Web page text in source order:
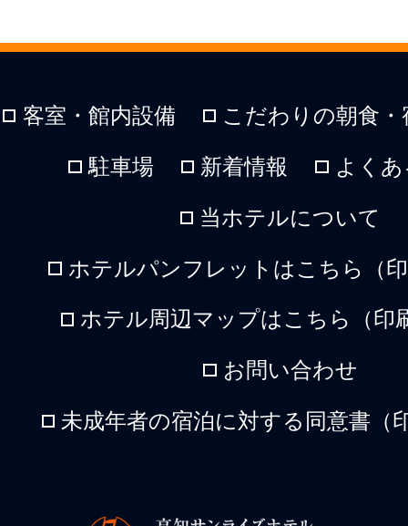
客室・館内設備 こだわりの朝食
駐車場 新着情報 よく
当ホテルについて
ホテルパンフレットはこちら（
ホテル周辺マップはこちら（印
お問い合わせ
未成年者の宿泊に対する同意書（